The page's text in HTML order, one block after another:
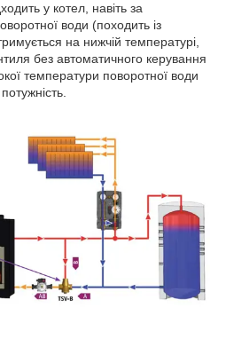
у котел, навіть за
води (походить із
на нижчій температурі,
без автоматичного керування
температури поворотної води